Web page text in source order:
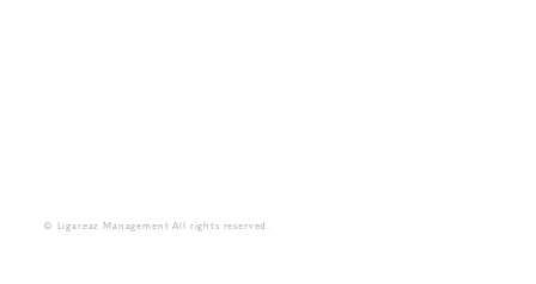
© Ligareaz Management All rights reserved.